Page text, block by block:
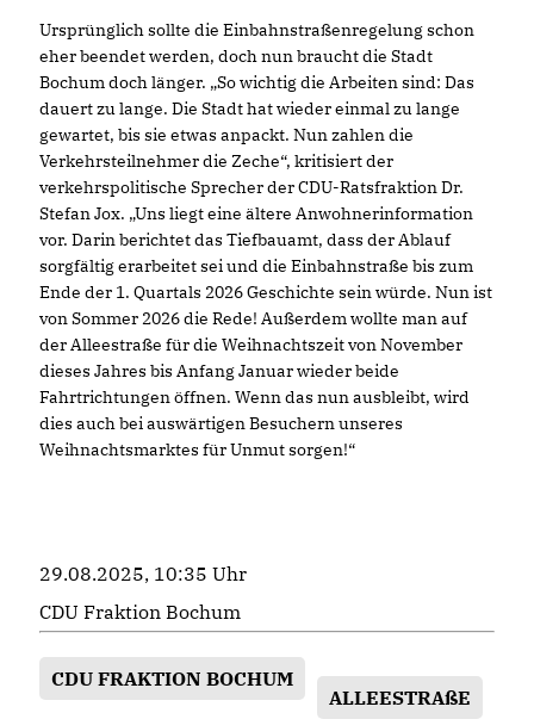
Ursprünglich sollte die Einbahnstraßenregelung schon
eher beendet werden, doch nun braucht die Stadt
Bochum doch länger. „So wichtig die Arbeiten sind: Das
dauert zu lange. Die Stadt hat wieder einmal zu lange
gewartet, bis sie etwas anpackt. Nun zahlen die
Verkehrsteilnehmer die Zeche“, kritisiert der
verkehrspolitische Sprecher der CDU-Ratsfraktion Dr.
Stefan Jox. „Uns liegt eine ältere Anwohnerinformation
vor. Darin berichtet das Tiefbauamt, dass der Ablauf
sorgfältig erarbeitet sei und die Einbahnstraße bis zum
Ende der 1. Quartals 2026 Geschichte sein würde. Nun ist
von Sommer 2026 die Rede! Außerdem wollte man auf
der Alleestraße für die Weihnachtszeit von November
dieses Jahres bis Anfang Januar wieder beide
Fahrtrichtungen öffnen. Wenn das nun ausbleibt, wird
dies auch bei auswärtigen Besuchern unseres
Weihnachtsmarktes für Unmut sorgen!“
29.08.2025, 10:35 Uhr
CDU Fraktion Bochum
CDU FRAKTION BOCHUM
ALLEESTRAßE